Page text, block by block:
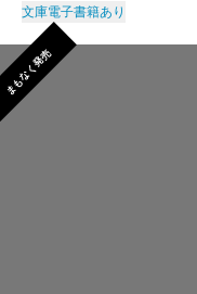
文庫電子書籍あり
まもなく発売